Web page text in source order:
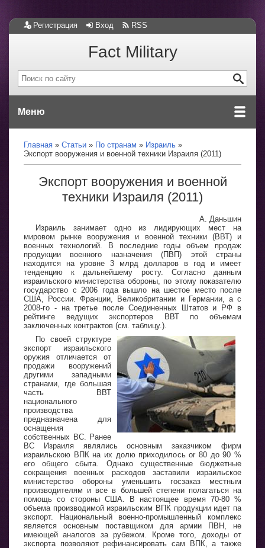
Регистрация Вход RSS
Fact Military
Меню
Главная Статьи По странам
Израиль
Экспорт вооружения и военной техники Израиля (2011)
Экспорт вооружения и военной
техники Израиля (2011)
А. Даньшин
Израиль занимает одно из лидирующих мест на
мировом рынке вооружения и военной техники (ВВТ) и
военных технологий. В последние годы объем продаж
продукции военного назначения (ПВП) этой страны
находится на уровне 3 млрд долларов в год и имеет
тенденцию к дальнейшему росту. Согласно данным
израильского министерства обороны, по этому показателю
государство с 2006 года вышло на шестое место после
США, России. Франции, Великобритании и Германии, а с
2008-го - на третье после Соединенных Штатов и РФ в
рейтинге ведущих экспортеров ВВТ по объемам
заключенных контрактов (см. таблицу.).
По своей структуре
экспорт израильского
оружия отличается от
продажи вооружений
другими западными
странами, где большая
часть ВВТ
национального
производства
предназначена для
оснащения
собственных ВС. Ранее
ВС Израиля являлись основным заказчиком фирм
израильскою ВПК на их долю приходилось or 80 до 90 %
его общего сбыта. Однако существенные бюджетные
сокращения военных расходов заставили израильское
министерство обороны уменьшить госзаказ местным
производителям и все в большей степени полагаться на
помощь со стороны США. В настоящее время 70-80 %
объема производимой израильским ВПК продукции идет па
экспорт. Национальный военно-промышленный комплекс
является основным поставщиком для армии ПВН, не
имеющей аналогов за рубежом. Кроме того, доходы от
экспорта позволяют рефинансировать сам ВПК, а также